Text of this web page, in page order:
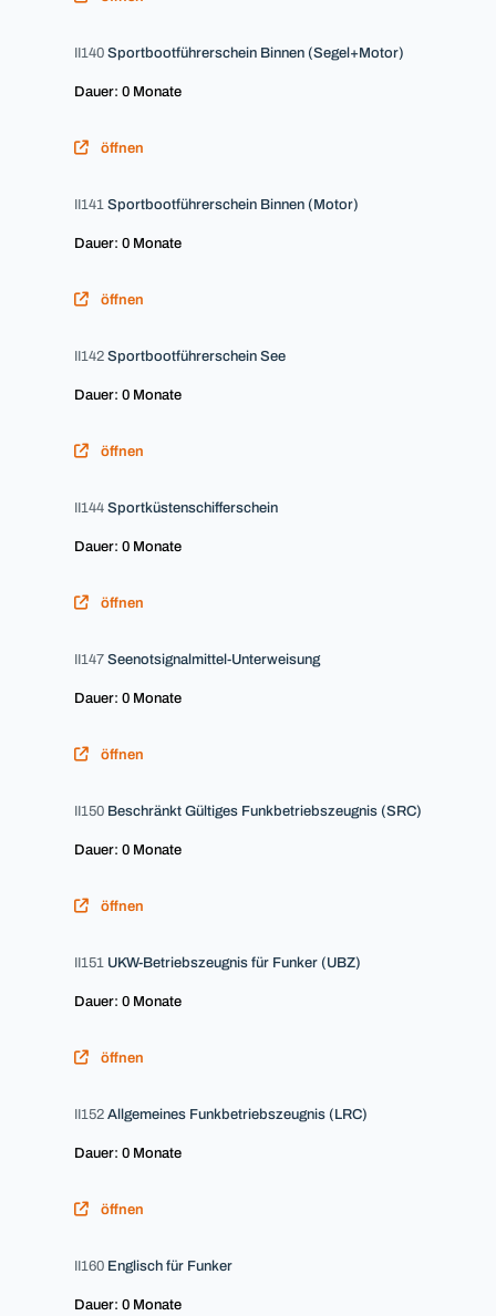
II140 Sportbootführerschein Binnen (Segel+Motor)
Dauer: 0 Monate
öffnen
II141 Sportbootführerschein Binnen (Motor)
Dauer: 0 Monate
öffnen
II142 Sportbootführerschein See
Dauer: 0 Monate
öffnen
II144 Sportküstenschifferschein
Dauer: 0 Monate
öffnen
II147 Seenotsignalmittel-Unterweisung
Dauer: 0 Monate
öffnen
II150 Beschränkt Gültiges Funkbetriebszeugnis (SRC)
Dauer: 0 Monate
öffnen
II151 UKW-Betriebszeugnis für Funker (UBZ)
Dauer: 0 Monate
öffnen
II152 Allgemeines Funkbetriebszeugnis (LRC)
Dauer: 0 Monate
öffnen
II160 Englisch für Funker
Dauer: 0 Monate